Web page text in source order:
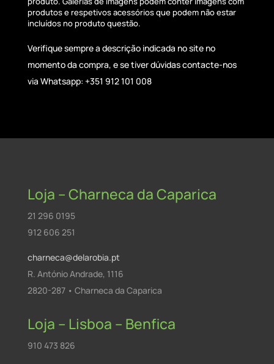
produtos e respetivos acessórios que podem não estar
incluídos no produto questão.
Verifique sempre a descrição indicada no site no
momento da compra, e se tiver dúvidas contacte-nos
via Whatsapp: +351 912 101 008
Loja – Charneca da Caparica
21 296 0195
912 606 251
charneca@delarobia.pt
R. António Andrade, 1116
2820-287 • Charneca da Caparica
Loja – Lisboa – Benfica
910 473 826